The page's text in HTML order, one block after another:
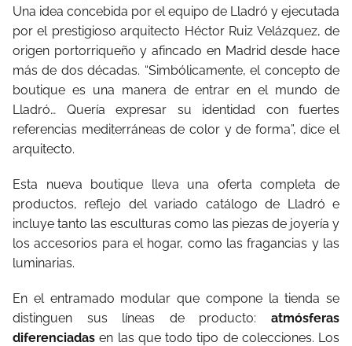
Una idea concebida por el equipo de Lladró y ejecutada
por el prestigioso arquitecto Héctor Ruiz Velázquez, de
origen portorriqueño y afincado en Madrid desde hace
más de dos décadas. “Simbólicamente, el concepto de
boutique es una manera de entrar en el mundo de
Lladró… Quería expresar su identidad con fuertes
referencias mediterráneas de color y de forma”, dice el
arquitecto.
Esta nueva boutique lleva una oferta completa de
productos, reflejo del variado catálogo de Lladró e
incluye tanto las esculturas como las piezas de joyería y
los accesorios para el hogar, como las fragancias y las
luminarias.
En el entramado modular que compone la tienda se
distinguen sus líneas de producto: atmósferas
diferenciadas en las que todo tipo de colecciones. Los